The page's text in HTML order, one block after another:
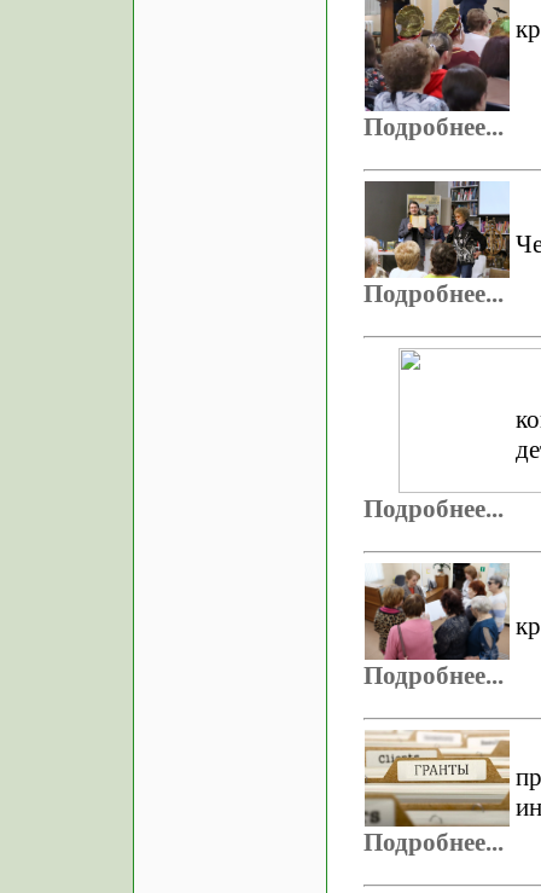
Подробнее...
Подробнее...
Подробнее...
Подробнее...
Подробнее...